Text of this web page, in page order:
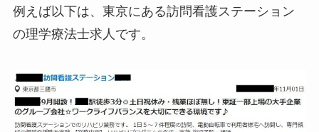
例えば以下は、東京にある訪問看護ステーション
の理学療法士求人です。